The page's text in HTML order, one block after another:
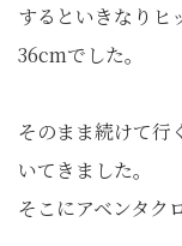
するといきなりヒ
36cmでした。
そのまま続けて行
いてきました。
そこにアベンタク